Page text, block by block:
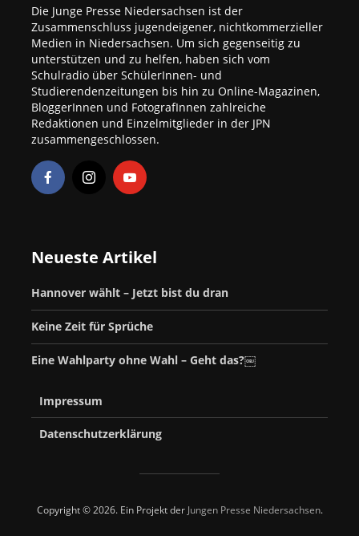
Die Junge Presse Niedersachsen ist der
Zusammenschluss jugendeigener, nichtkommerzieller
Medien in Niedersachsen. Um sich gegenseitig zu
unterstützen und zu helfen, haben sich vom
Schulradio über SchülerInnen- und
Studierendenzeitungen bis hin zu Online-Magazinen,
BloggerInnen und FotografInnen zahlreiche
Redaktionen und Einzelmitglieder in der JPN
zusammengeschlossen.
Neueste Artikel
Hannover wählt – Jetzt bist du dran
Keine Zeit für Sprüche
Eine Wahlparty ohne Wahl – Geht das?￼
Impressum
Datenschutzerklärung
Copyright © 2026. Ein Projekt der Jungen Presse Niedersachsen.